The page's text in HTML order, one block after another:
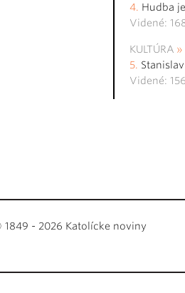
Hudba
Videné:
KULTÚRA
Videné: 156
- 2026 Katolícke noviny